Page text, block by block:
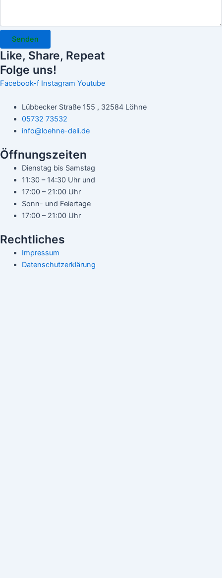
Senden
Like, Share, Repeat
Folge uns!
Facebook-f Instagram Youtube
Lübbecker Straße 155 , 32584 Löhne
05732 73532
info@loehne-deli.de
Öffnungszeiten
Dienstag bis Samstag
11:30 – 14:30 Uhr und
17:00 – 21:00 Uhr
Sonn- und Feiertage
17:00 – 21:00 Uhr
Rechtliches
Impressum
Datenschutzerklärung